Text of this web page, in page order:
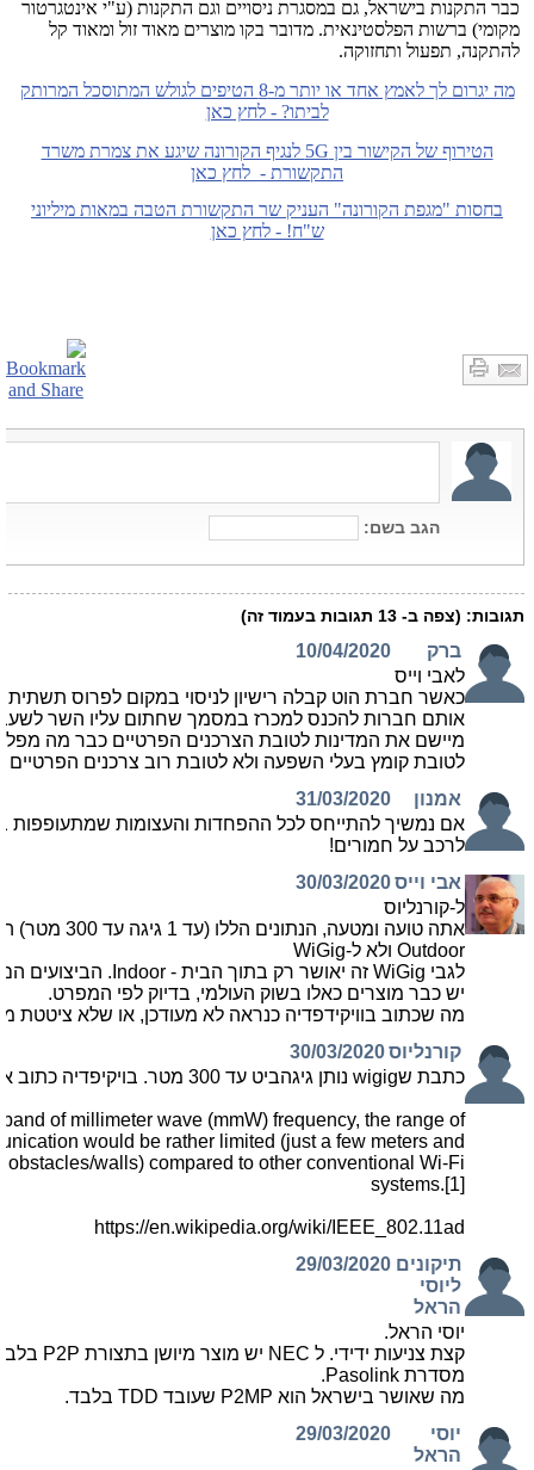
כבר התקנות בישראל, גם במסגרת ניסויים וגם התקנות (ע"י אינטגרטור
מקומי) ברשות הפלסטינאית. מדובר בקו מוצרים מאוד זול ומאוד קל
להתקנה, תפעול ותחזוקה.
מה יגרום לך לאמץ אחד או יותר מ-8 הטיפים לגולש המתוסכל המרותק
לביתו? - לחץ כאן
הטירוף של הקישור בין 5G לנגיף הקורונה שיגע את צמרת משרד
התקשורת - לחץ כאן
בחסות "מגפת הקורונה" העניק שר התקשורת הטבה במאות מיליוני
ש"ח! - לחץ כאן